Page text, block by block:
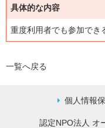
具体的な内容
重度利用者でも参加でき
一覧へ戻る
個人情報
認定NPO法人 オ